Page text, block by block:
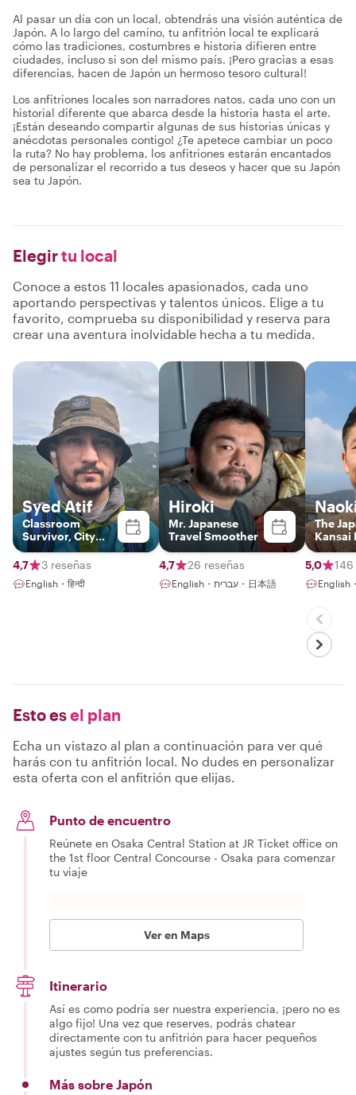
Al pasar un día con un local, obtendrás una visión auténtica de
Japón. A lo largo del camino, tu anfitrión local te explicará
cómo las tradiciones, costumbres e historia difieren entre
ciudades, incluso si son del mismo país. ¡Pero gracias a esas
diferencias, hacen de Japón un hermoso tesoro cultural!
Los anfitriones locales son narradores natos, cada uno con un
historial diferente que abarca desde la historia hasta el arte.
¡Están deseando compartir algunas de sus historias únicas y
anécdotas personales contigo! ¿Te apetece cambiar un poco
la ruta? No hay problema, los anfitriones estarán encantados
de personalizar el recorrido a tus deseos y hacer que su Japón
sea tu Japón.
Elegirtu local
Conoce a estos 11 locales apasionados, cada uno
aportando perspectivas y talentos únicos. Elige a tu
favorito, comprueba su disponibilidad y reserva para
crear una aventura inolvidable hecha a tu medida.
Syed Atif
Classroom
Survivor, City
Explorer
4,7
3 reseñas
English・हिन्दी
Hiroki
Mr. Japanese
Travel Smoother
4,7 26 reseñas
English・עברית・日本語
The
Kansai
5,0 146
English
Esto esel plan
Echa un vistazo al plan a continuación para ver qué
harás con tu anfitrión local. No dudes en personalizar
esta oferta con el anfitrión que elijas.
Punto de encuentro
Reúnete en Osaka Central Station at JR Ticket office on
the 1st floor Central Concourse - Osaka para comenzar
tu viaje
Ver en Maps
Itinerario
Así es como podría ser nuestra experiencia, ¡pero no es
algo fijo! Una vez que reserves, podrás chatear
directamente con tu anfitrión para hacer pequeños
ajustes según tus preferencias.
Más sobre Japón